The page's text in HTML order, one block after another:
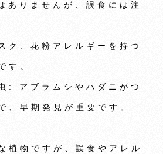
ありませんが、誤食には注
ク: 花粉アレルギーを持つ
す。
: アブラムシやハダニがつ
、早期発見が重要です。
植物ですが、誤食やアレル